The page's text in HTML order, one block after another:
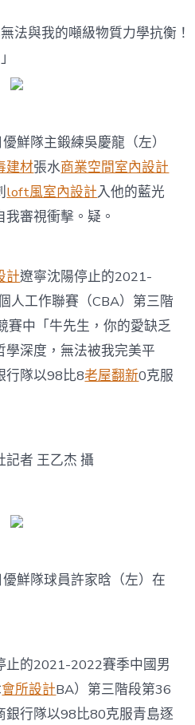
法與我的噸級物質力學抗衡！
隊主鍛練吳慶龍（左）
建材張水商業空間室內設計
loft風室內設計入他的藍光
審視衝擊。疑。
計遼寧沈陽停止的2021-
人工作聯賽（CBA）第三階
賽中「牛先生，你的愛缺乏
深度，無法被我完美平
行隊以98比8老屋翻新0克服
者 王乙杰 攝
隊球員許家晗（左）在
的2021-2022賽季中國男
會所設計BA）第三階段第36
銀行隊以98比80克服青島逐